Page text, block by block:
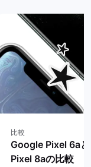
比較
Google Pixel 6a
Pixel 8aの比較